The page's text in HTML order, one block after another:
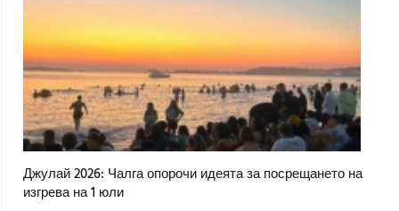
Джулай 2026: Чалга опорочи идеята за посрещането на
изгрева на 1 юли